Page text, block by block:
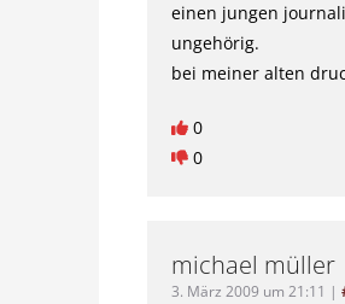
einen jungen
ungehörig.
bei meiner alten
0
0
michael müller
3. März 2009 um 21:11 |